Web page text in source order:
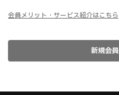
会員メリット・サービス紹介はこちら